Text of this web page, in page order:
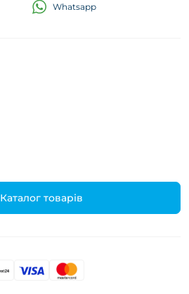
Каталог товарів
Whatsapp